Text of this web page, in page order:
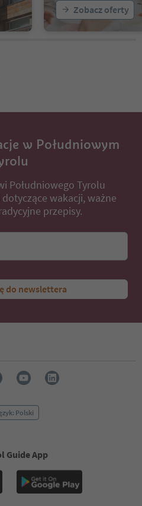
Zobacz oferty
w Południowym
Południowego Tyrolu
wakacji, ważne
przepisy.
do newslettera
Polski
Guide App